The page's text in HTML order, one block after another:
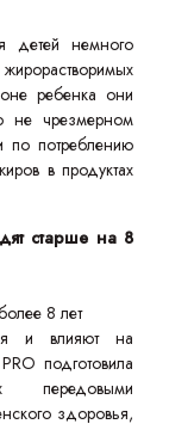
детей немного
ребенка они
не чрезмерном
по потреблению
в продуктах
старше на 8
8 лет
и влияют на
подготовила
передовыми
здоровья,